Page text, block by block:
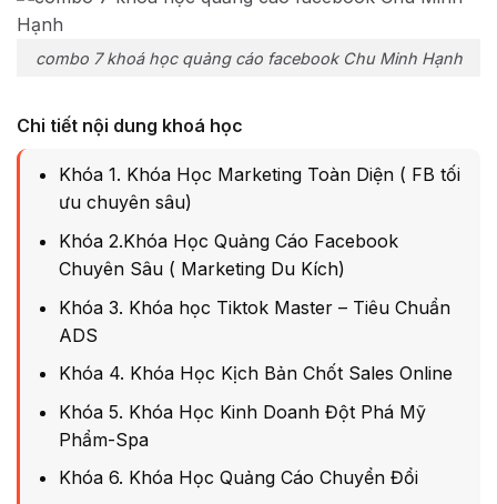
combo 7 khoá học quảng cáo facebook Chu Minh Hạnh
Chi tiết nội dung khoá học
Khóa 1. Khóa Học Marketing Toàn Diện ( FB tối
ưu chuyên sâu)
Khóa 2.Khóa Học Quảng Cáo Facebook
Chuyên Sâu ( Marketing Du Kích)
Khóa 3. Khóa học Tiktok Master – Tiêu Chuẩn
ADS
Khóa 4. Khóa Học Kịch Bản Chốt Sales Online
Khóa 5. Khóa Học Kinh Doanh Đột Phá Mỹ
Phẩm-Spa
Khóa 6. Khóa Học Quảng Cáo Chuyển Đổi